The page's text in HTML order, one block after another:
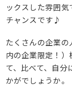
ックスした雰囲気
チャンスです♪
たくさんの企業
内の企業限定！）
て、比べて、自分
かがでしょうか。